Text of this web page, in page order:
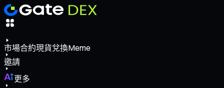
市場合約現貨兌換Meme
邀請
更多